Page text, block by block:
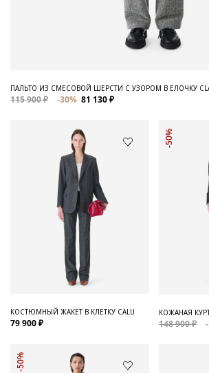
ПАЛЬТО ИЗ СМЕСОВОЙ ШЕРСТИ С УЗОРОМ В ЕЛОЧКУ
115 900 ₽ -30% 81 130 ₽
КОСТЮМНЫЙ ЖАКЕТ В КЛЕТКУ CALU
79 900 ₽
-50%
КОЖАНАЯ
148 900 ₽
-50%